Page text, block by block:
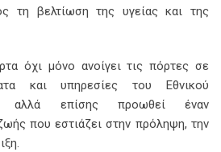
τη βελτίωση της υγείας και της
όχι μόνο ανοίγει τις πόρτες σε
και υπηρεσίες του Εθνικού
αλλά επίσης προωθεί έναν
που εστιάζει στην πρόληψη, την